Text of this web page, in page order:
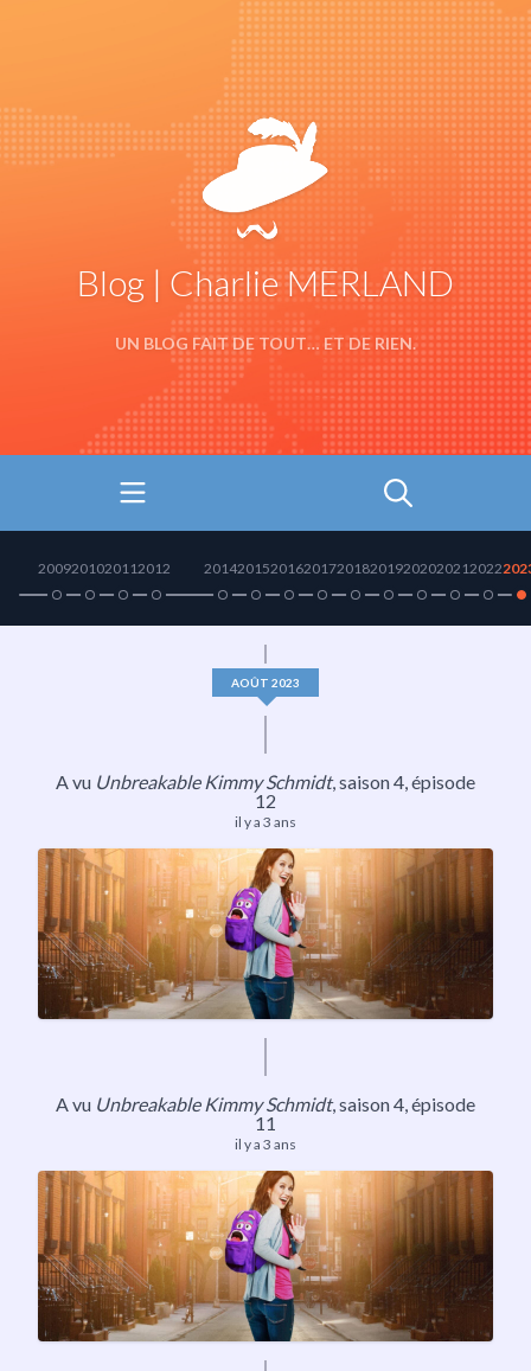
Blog | Charlie MERLAND
UN BLOG FAIT DE TOUT… ET DE RIEN.
2009201020112012 201420152016201720182019202020212022
AOÛT 2023
A vu Unbreakable Kimmy Schmidt,saison 4, épisode
12
il y a 3 ans
A vu Unbreakable Kimmy Schmidt,saison 4, épisode
11
il y a 3 ans